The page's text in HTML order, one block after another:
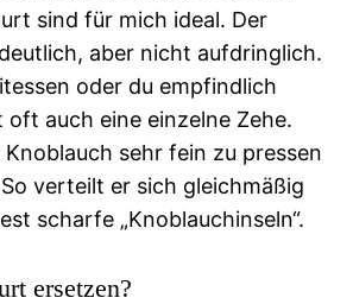
sind für mich ideal. Der
aber nicht aufdringlich.
oder du empfindlich
auch eine einzelne Zehe.
sehr fein zu pressen
verteilt er sich gleichmäßig
scharfe „Knoblauchinseln“.
ersetzen?